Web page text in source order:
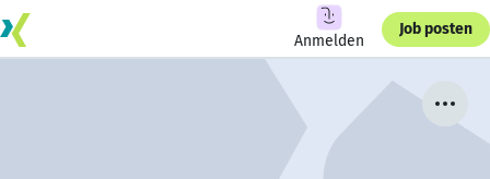
Anmelden
Job posten